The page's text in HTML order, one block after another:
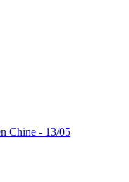
Chine - 13/05